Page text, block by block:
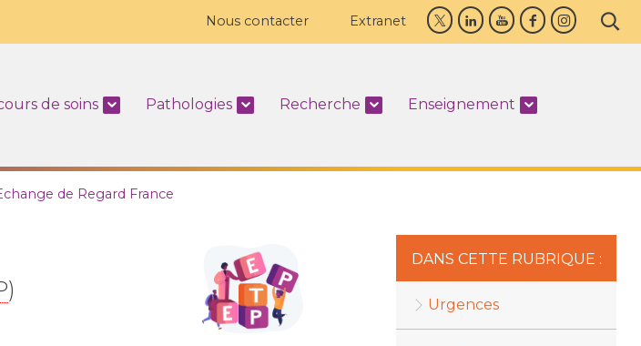
Nous contacter Extranet
de soins Pathologies Recherche Enseignement
de Regard France
)
DANS CETTE RUBRIQUE :
Urgences